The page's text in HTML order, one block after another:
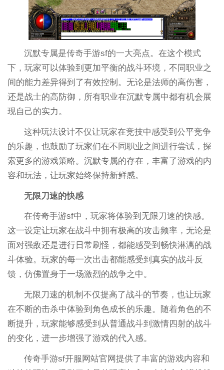
沉默专属是传奇手游sf的一大亮点。在这个模式
下，玩家可以体验到更加平衡的战斗环境，不同职业之
间的能力差异得到了有效控制。无论是法师的高伤害，
还是战士的高防御，所有职业在沉默专属中都有机会展
现自己的实力。
这种玩法设计不仅让玩家在竞技中感受到公平竞争
的乐趣，也鼓励了玩家们在不同职业之间进行尝试，探
索更多的游戏策略。沉默专属的存在，丰富了游戏的内
容和玩法，让玩家始终保持新鲜感。
无限刀速的快感
在传奇手游sf中，玩家将体验到无限刀速的快感。
这一设定让玩家在战斗中拥有极高的攻击频率，无论是
面对强敌还是进行日常刷怪，都能感受到畅快淋漓的战
斗体验。玩家的每一次出击都能感受到真实的战斗反
馈，仿佛置身于一场激烈的战争之中。
无限刀速的机制不仅提高了战斗的节奏，也让玩家
在不断的击杀中体验到角色成长的乐趣。随着角色的不
断提升，玩家能够感受到从普通战斗到激情四射的战斗
的变化，进一步增强了游戏的代入感。
传奇手游sf开服网站官网提供了丰富的游戏内容和